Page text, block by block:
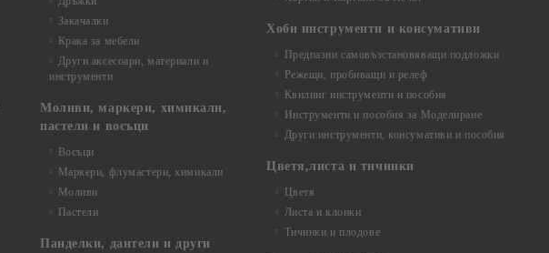
Закачалки
Крака за мебели
Други аксесоари, материали и
инструменти
Моливи, маркери, химикали,
пастели и восъци
Восъци
Маркери, флумастери, химикали
Моливи
Пастели
Панделки, дантели и други
Хоби инструменти и консумативи
Предпазни самовъзстановяващи подложки
Режещи, пробиващи и релеф
Квилинг инструменти и пособия
Инструменти и пособия за Моделиране
Други инструменти, консумативи и пособия
Цветя,листа и тичинки
Цветя
Листа и клонки
Тичинки и плодове